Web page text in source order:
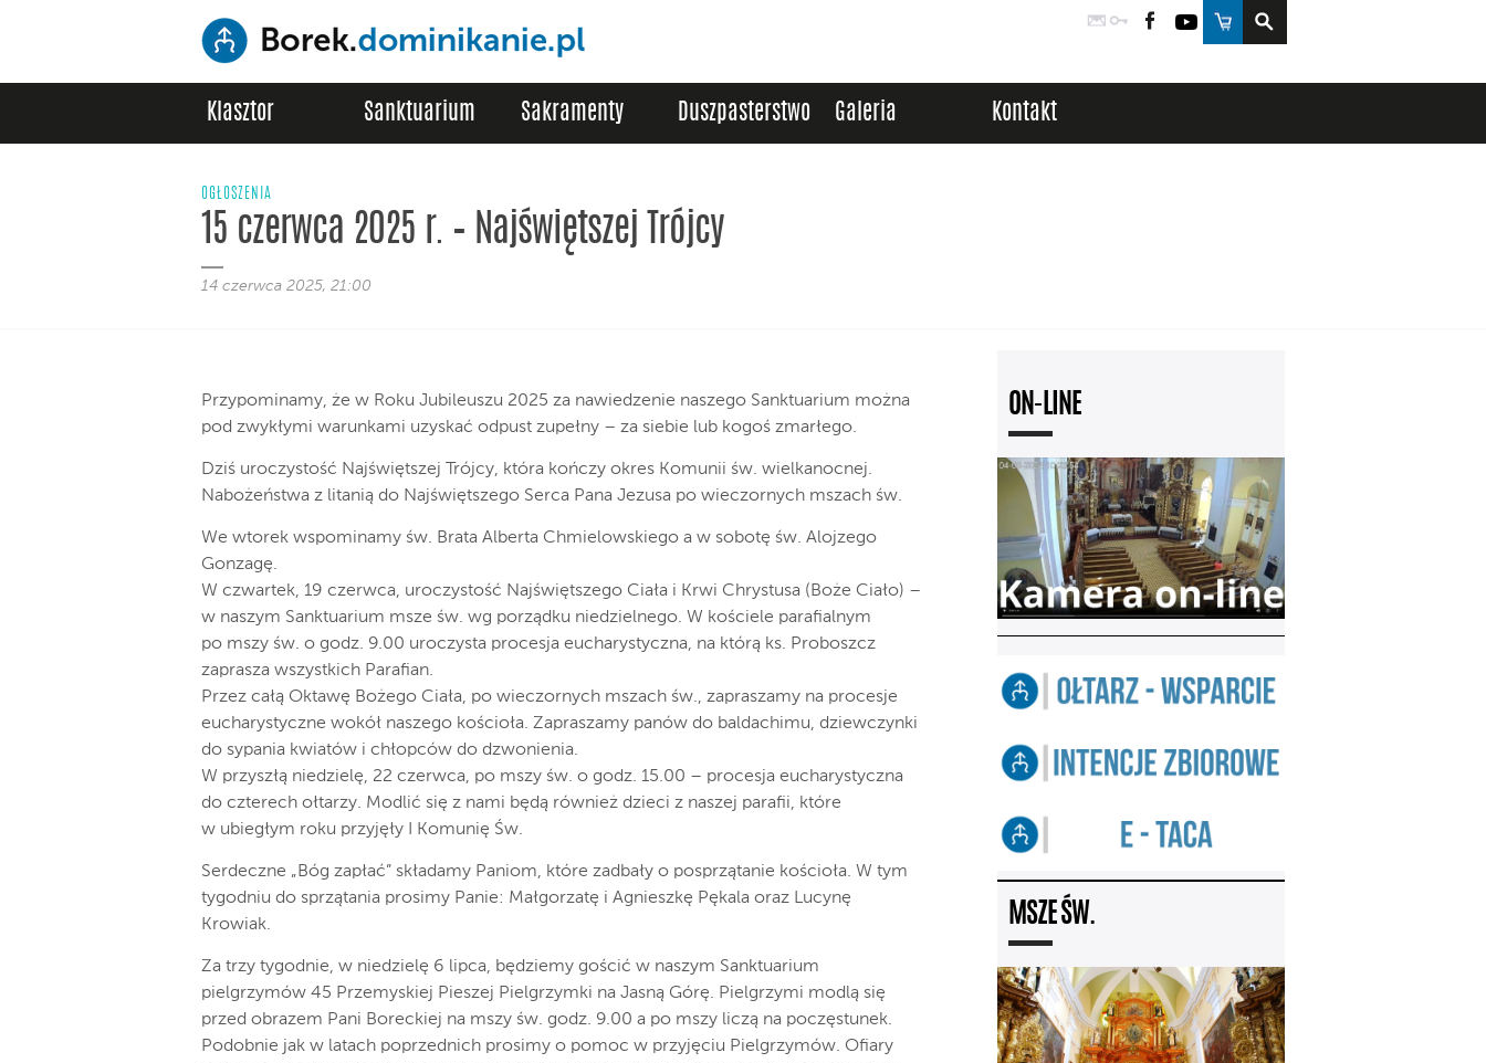
PocztaLogowanie
FacebookYouTube
Sklep
Klasztor Sanktuarium Sakramenty Duszpasterstwo Galeria Kontakt
OGŁOSZENIA
15 czerwca 2025 r. – Najświętszej Trójcy
14 czerwca 2025, 21:00
Przypominamy, że w Roku Jubileuszu 2025 za nawiedzenie naszego Sanktuarium można
pod zwykłymi warunkami uzyskać odpust zupełny – za siebie lub kogoś zmarłego.
Dziś uroczystość Najświętszej Trójcy, która kończy okres Komunii św. wielkanocnej.
Nabożeństwa z litanią do Najświętszego Serca Pana Jezusa po wieczornych mszach św.
We wtorek wspominamy św. Brata Alberta Chmielowskiego a w sobotę św. Alojzego
Gonzagę.
W czwartek, 19 czerwca, uroczystość Najświętszego Ciała i Krwi Chrystusa (Boże Ciało) –
w naszym Sanktuarium msze św. wg porządku niedzielnego. W kościele parafialnym
po mszy św. o godz. 9.00 uroczysta procesja eucharystyczna, na którą ks. Proboszcz
zaprasza wszystkich Parafian.
Przez całą Oktawę Bożego Ciała, po wieczornych mszach św., zapraszamy na procesje
eucharystyczne wokół naszego kościoła. Zapraszamy panów do baldachimu, dziewczynki
do sypania kwiatów i chłopców do dzwonienia.
W przyszłą niedzielę, 22 czerwca, po mszy św. o godz. 15.00 – procesja eucharystyczna
do czterech ołtarzy. Modlić się z nami będą również dzieci z naszej parafii, które
w ubiegłym roku przyjęły I Komunię Św.
Serdeczne „Bóg zapłać” składamy Paniom, które zadbały o posprzątanie kościoła. W tym
tygodniu do sprzątania prosimy Panie: Małgorzatę i Agnieszkę Pękala oraz Lucynę
Krowiak.
Za trzy tygodnie, w niedzielę 6 lipca, będziemy gościć w naszym Sanktuarium
pielgrzymów 45 Przemyskiej Pieszej Pielgrzymki na Jasną Górę. Pielgrzymi modlą się
przed obrazem Pani Boreckiej na mszy św. godz. 9.00 a po mszy liczą na poczęstunek.
Podobnie jak w latach poprzednich prosimy o pomoc w przyjęciu Pielgrzymów. Ofiary
ON-LINE
MSZE ŚW.